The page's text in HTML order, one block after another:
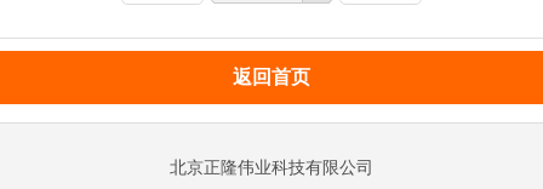
返回首页
北京正隆伟业科技有限公司